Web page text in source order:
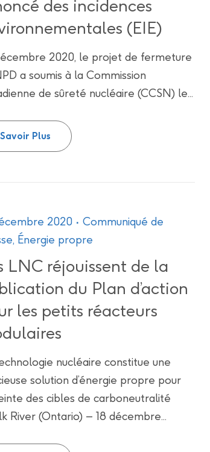
des incidences
(EIE)
2020, le projet de fermeture
a soumis à la Commission
de sûreté nucléaire (CCSN) le...
Savoir Plus
Projet de fermeture du réacteur
2020
Communiqué de
, Énergie propre
LNC réjouissent de la
du Plan d’action
les petits réacteurs
nucléaire constitue une
solution d’énergie propre pour
des cibles de carboneutralité
River (Ontario) – 18 décembre...
Les LNC réjouissent de la